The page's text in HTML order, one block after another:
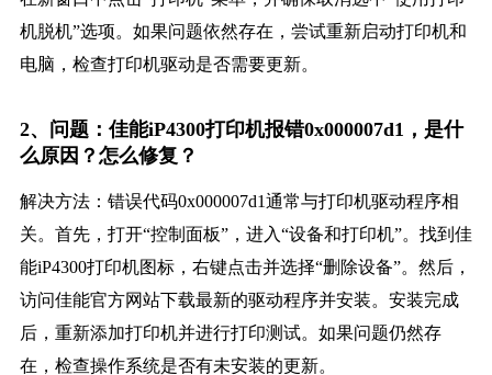
机脱机”选项。如果问题依然存在，尝试重新启动打印机和
电脑，检查打印机驱动是否需要更新。
2、问题：佳能iP4300打印机报错0x000007d1，是什
么原因？怎么修复？
解决方法：错误代码0x000007d1通常与打印机驱动程序相
关。首先，打开“控制面板”，进入“设备和打印机”。找到佳
能iP4300打印机图标，右键点击并选择“删除设备”。然后，
访问佳能官方网站下载最新的驱动程序并安装。安装完成
后，重新添加打印机并进行打印测试。如果问题仍然存
在，检查操作系统是否有未安装的更新。